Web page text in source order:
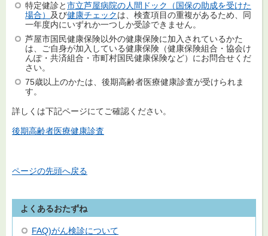
特定健診と市立芦屋病院の人間ドック（国保の助成を受けた
場合） 及び健康チェックは、検査項目の重複があるため、同
一年度内にいずれか一つしか受診できません。
芦屋市国民健康保険以外の健康保険に加入されているかた
は、ご自身が加入している健康保険（健康保険組合・協会け
んぽ・共済組合・市町村国民健康保険など）にお問合せくだ
さい。
75歳以上のかたは、後期高齢者医療健康診査が受けられま
す。
詳しくは下記ページにてご確認ください。
後期高齢者医療健康診査
ページの先頭へ戻る
よくあるおたずね
FAQ)がん検診について